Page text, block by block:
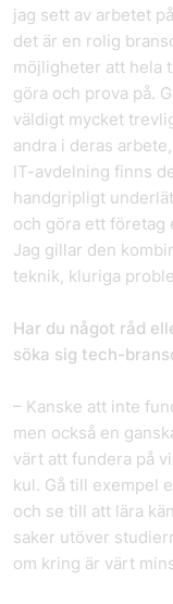
jag sett av arbetet
det är en rolig
möjligheter att hela
göra och prova på.
väldigt mycket
andra i deras
IT-avdelning finns
handgripligt
och göra ett
Jag gillar den
teknik, kluriga
Har du något råd
söka sig tech-
– Kanske att inte
men också en
värt att fundera på
kul. Gå till exempel
och se till att lära
saker utöver
om kring är värt